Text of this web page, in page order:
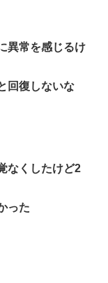
異常を感じるけ
回復しないな
なくしたけど2
った